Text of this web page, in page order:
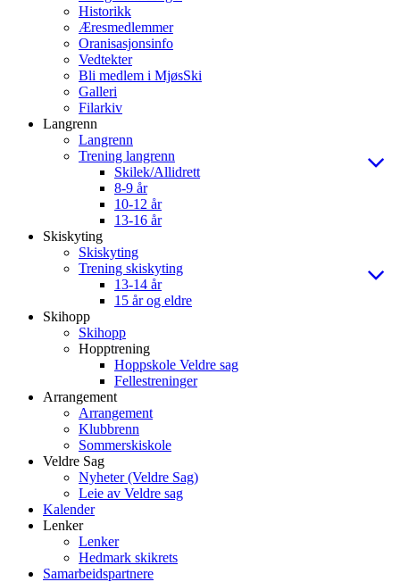
Historikk
Æresmedlemmer
Oranisasjonsinfo
Vedtekter
Bli medlem i MjøsSki
Galleri
Filarkiv
Langrenn
Langrenn
Trening langrenn
Skilek/Allidrett
8-9 år
10-12 år
13-16 år
Skiskyting
Skiskyting
Trening skiskyting
13-14 år
15 år og eldre
Skihopp
Skihopp
Hopptrening
Hoppskole Veldre sag
Fellestreninger
Arrangement
Arrangement
Klubbrenn
Sommerskiskole
Veldre Sag
Nyheter (Veldre Sag)
Leie av Veldre sag
Kalender
Lenker
Lenker
Hedmark skikrets
Samarbeidspartnere